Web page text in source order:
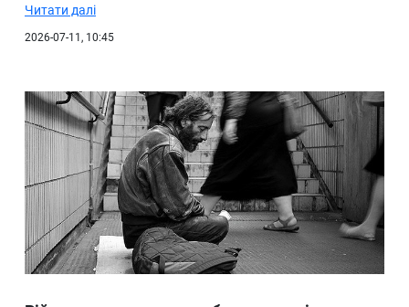
Читати далі
2026-07-11, 10:45